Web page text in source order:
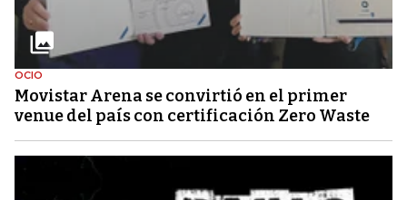
OCIO
Movistar Arena se convirtió en el primer
venue del país con certificación Zero Waste